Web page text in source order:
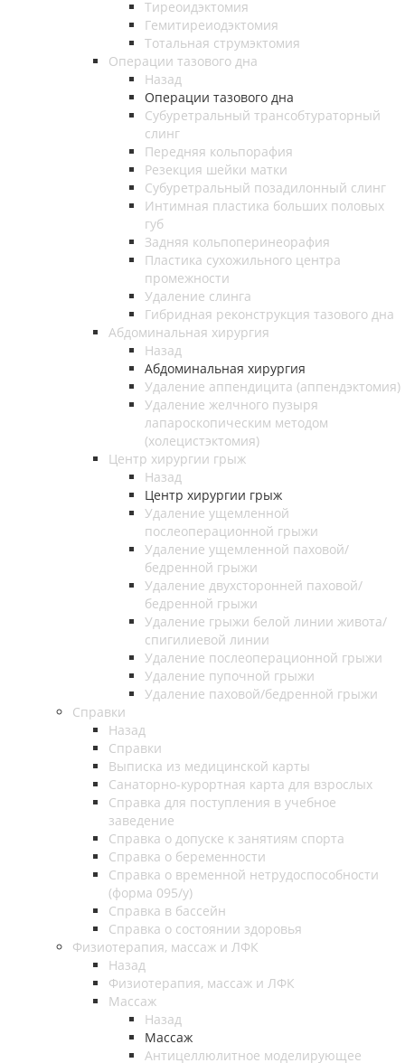
Тиреоидэктомия
Гемитиреиодэктомия
Тотальная струмэктомия
Операции тазового дна
Назад
Операции тазового дна
Субуретральный трансобтураторный
слинг
Передняя кольпорафия
Резекция шейки матки
Субуретральный позадилонный слинг
Интимная пластика больших половых
губ
Задняя кольпоперинеорафия
Пластика сухожильного центра
промежности
Удаление слинга
Гибридная реконструкция тазового дна
Абдоминальная хирургия
Назад
Абдоминальная хирургия
Удаление аппендицита (аппендэктомия)
Удаление желчного пузыря
лапароскопическим методом
(холецистэктомия)
Центр хирургии грыж
Назад
Центр хирургии грыж
Удаление ущемленной
послеоперационной грыжи
Удаление ущемленной паховой/
бедренной грыжи
Удаление двухсторонней паховой/
бедренной грыжи
Удаление грыжи белой линии живота/
спигилиевой линии
Удаление послеоперационной грыжи
Удаление пупочной грыжи
Удаление паховой/бедренной грыжи
Справки
Назад
Справки
Выписка из медицинской карты
Санаторно-курортная карта для взрослых
Справка для поступления в учебное
заведение
Справка о допуске к занятиям спорта
Справка о беременности
Справка о временной нетрудоспособности
(форма 095/у)
Справка в бассейн
Справка о состоянии здоровья
Физиотерапия, массаж и ЛФК
Назад
Физиотерапия, массаж и ЛФК
Массаж
Назад
Массаж
Антицеллюлитное моделирующее